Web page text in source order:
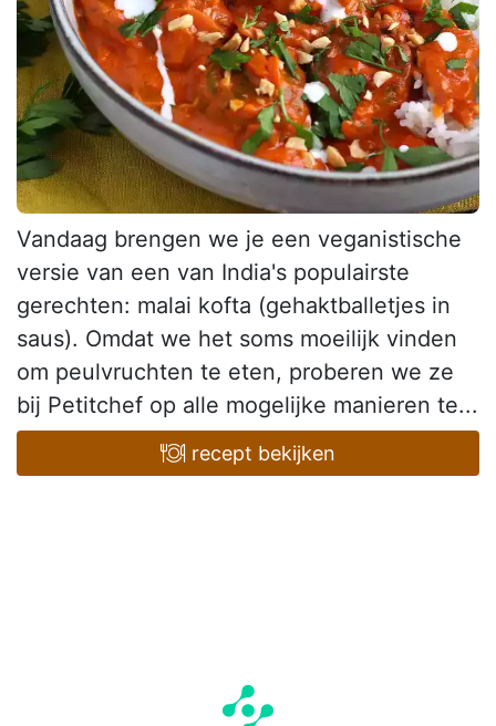
Vandaag brengen we je een veganistische
versie van een van India's populairste
gerechten: malai kofta (gehaktballetjes in
saus). Omdat we het soms moeilijk vinden
om peulvruchten te eten, proberen we ze
bij Petitchef op alle mogelijke manieren te...
recept bekijken